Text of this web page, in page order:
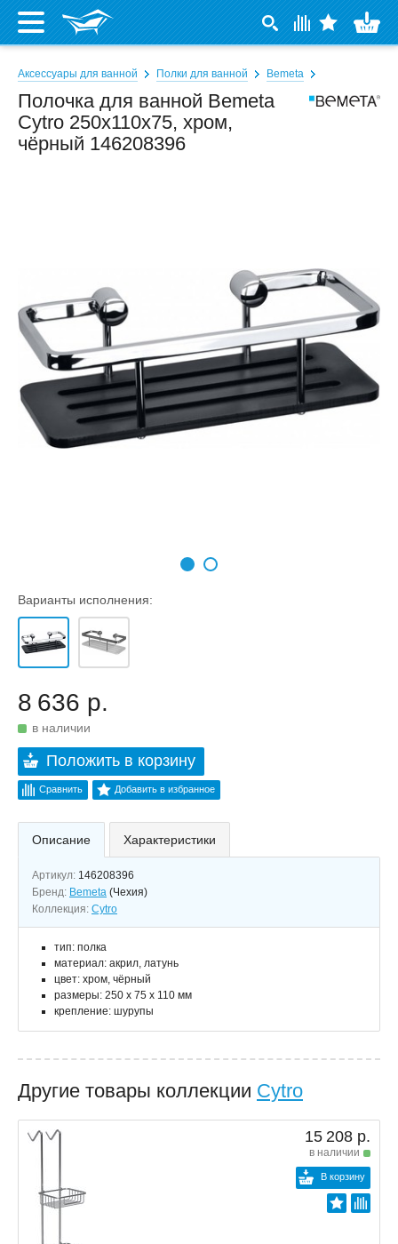
Аксессуары для ванной Полки для ванной Bemeta
Полочка для ванной Bemeta
Cytro 250x110x75, хром,
чёрный 146208396
Варианты исполнения:
8 636 р.
в наличии
Положить в корзину
Сравнить Добавить в избранное
Описание Характеристики
Артикул: 146208396
Бренд: Bemeta (Чехия)
Коллекция: Cytro
тип: полка
материал: акрил, латунь
цвет: хром, чёрный
размеры: 250 х 75 х 110 мм
крепление: шурупы
Другие товары коллекции Cytro
15 208 р.
в наличии
В корзину